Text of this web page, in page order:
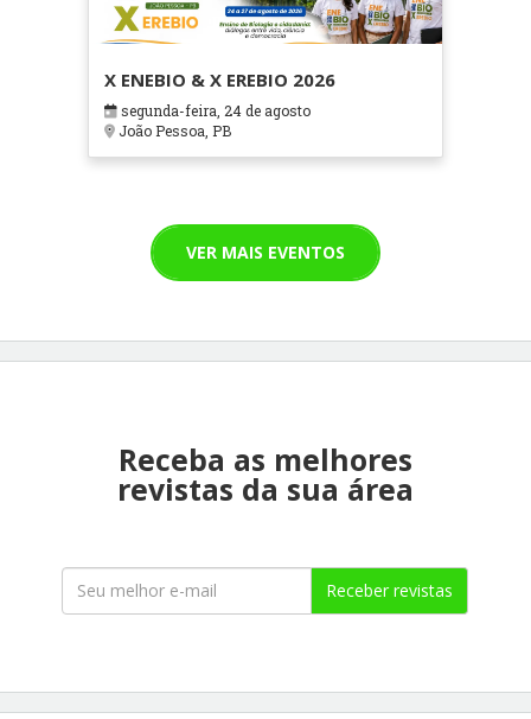
X ENEBIO & X EREBIO 2026
segunda-feira, 24 de agosto
João Pessoa, PB
VER MAIS EVENTOS
Receba as melhores
revistas da sua área
Receber revistas